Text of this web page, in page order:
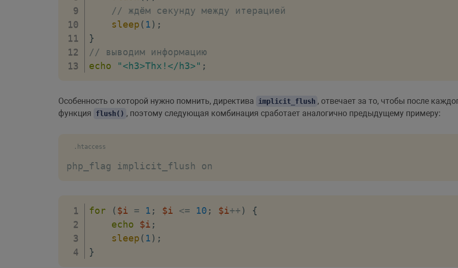
// ждём секунду между итерацией
sleep ( 1) ;
}
// выводим информацию
echo
"<h3>Thx!</h3>" ;
Особенность о которой нужно помнить, директива implicit_flush , отвечает за то, чтобы после
функция
flush() , поэтому следующая комбинация сработает аналогично предыдущему примеру:
.htaccess
php_flag implicit_flush on
for ($i = 1 ; $i <= 10 ; $i++)
{
echo
$i ;
sleep ( 1) ;
}